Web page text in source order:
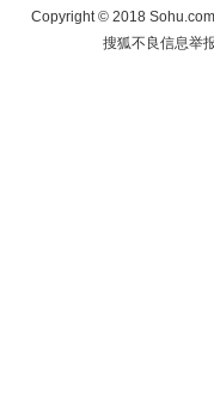
Copyright©2018
搜狐不良信息举